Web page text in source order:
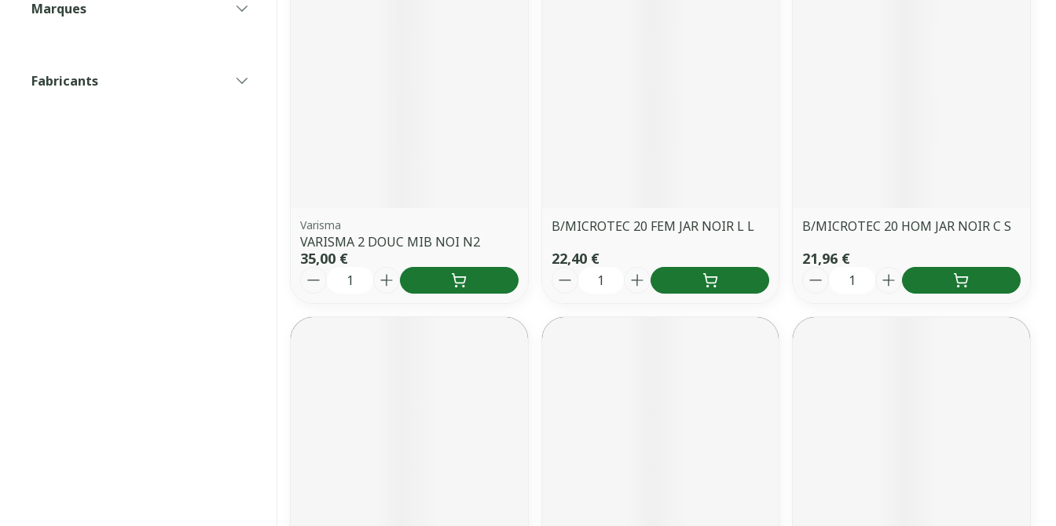
Marques
Fabricants
Varisma
VARISMA 2 DOUC MIB NOI N2
35,00 €
Quantité
B/MICROTEC 20 FEM JAR NOIR L L
22,40 €
Quantité
B/MICROTEC 20 HOM JAR NOIR C S
21,96 €
Quantité